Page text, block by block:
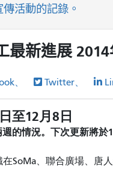
活動的記錄。
最新進展 2014
、 Twitter、
至12月8日
的情況。下次更新將於
SoMa、聯合廣場、唐